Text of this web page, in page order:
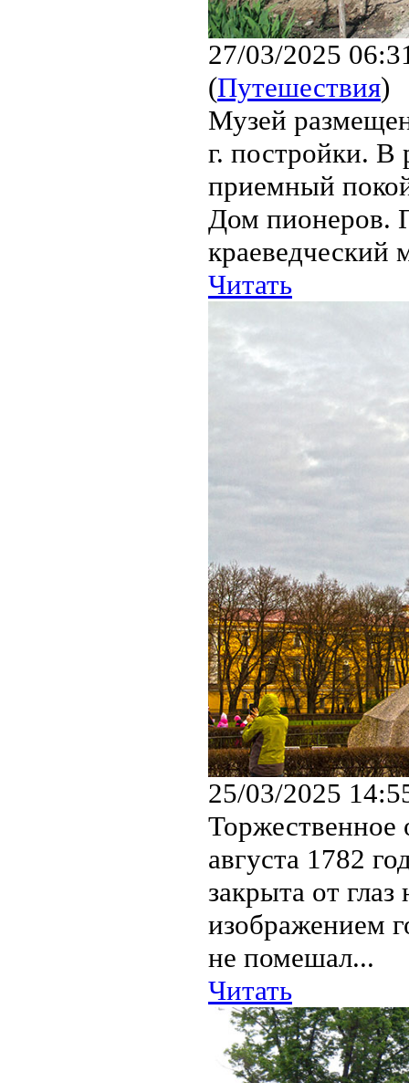
27/03/2025
(Путешествия)
Музей
г. постройки. В
приемный
Дом пионеров.
краеведческий
Читать
25/03/2025
Торжественное
августа 1782
закрыта от
изображением
не помешал...
Читать